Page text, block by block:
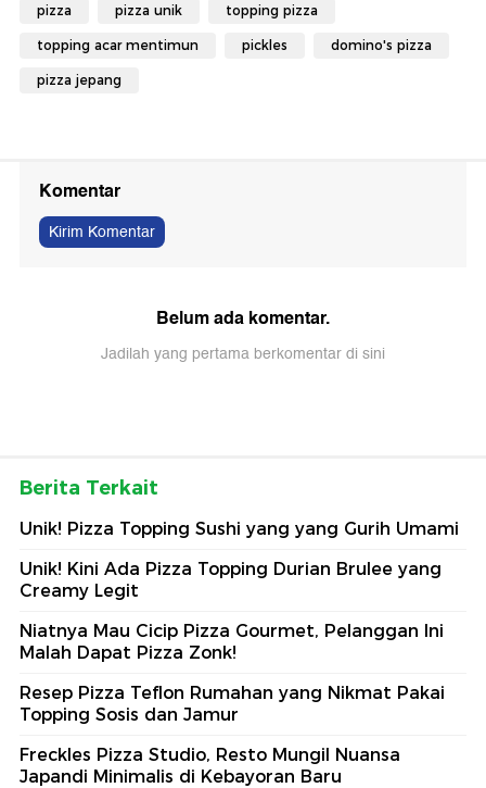
pizza pizza unik topping pizza
topping acar mentimun pickles domino's pizza
pizza jepang
Komentar
Kirim Komentar
Belum ada komentar.
Jadilah yang pertama berkomentar di sini
Berita Terkait
Unik! Pizza Topping Sushi yang yang Gurih Umami
Unik! Kini Ada Pizza Topping Durian Brulee yang
Creamy Legit
Niatnya Mau Cicip Pizza Gourmet, Pelanggan Ini
Malah Dapat Pizza Zonk!
Resep Pizza Teflon Rumahan yang Nikmat Pakai
Topping Sosis dan Jamur
Freckles Pizza Studio, Resto Mungil Nuansa
Japandi Minimalis di Kebayoran Baru